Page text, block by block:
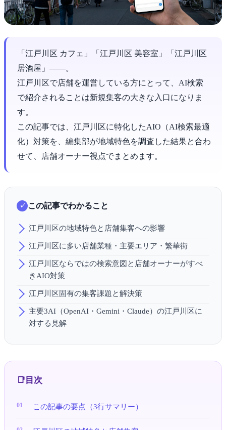
「江戸川区 カフェ」「江戸川区 美容室」「江戸川区
居酒屋」――。
江戸川区で店舗を運営している方にとって、AI検索
で紹介されることは新規集客の大きな入口になりま
す。
この記事では、江戸川区に特化したAIO（AI検索最適
化）対策を、編集部が地域特色を調査した結果と合わ
せて、店舗オーナー視点でまとめます。
この記事でわかること
江戸川区の地域特色と店舗集客への影響
江戸川区に多い店舗業種・主要エリア・繁華街
江戸川区ならではの検索意図と店舗オーナーがすべ
きAIO対策
江戸川区固有の集客課題と解決策
主要3AI（OpenAI・Gemini・Claude）の江戸川区に
対する見解
目次
この記事の要点（3行サマリー）